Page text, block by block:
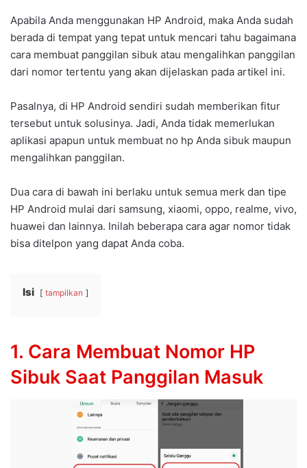
Apabila Anda menggunakan HP Android, maka Anda sudah
berada di tempat yang tepat untuk mencari tahu bagaimana
cara membuat panggilan sibuk atau mengalihkan panggilan
dari nomor tertentu yang akan dijelaskan pada artikel ini.
Pasalnya, di HP Android sendiri sudah memberikan fitur
tersebut untuk solusinya. Jadi, Anda tidak memerlukan
aplikasi apapun untuk membuat no hp Anda sibuk maupun
mengalihkan panggilan.
Dua cara di bawah ini berlaku untuk semua merk dan tipe
HP Android mulai dari samsung, xiaomi, oppo, realme, vivo,
huawei dan lainnya. Inilah beberapa cara agar nomor tidak
bisa ditelpon yang dapat Anda coba.
Isi tampilkan
1. Cara Membuat Nomor HP
Sibuk Saat Panggilan Masuk